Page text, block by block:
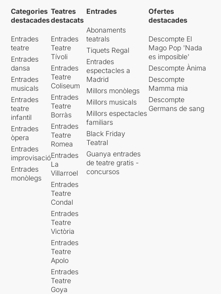
Categories
destacades
Entrades
teatre
Entrades
dansa
Entrades
musicals
Entrades
teatre
infantil
Entrades
òpera
Entrades
improvisació
Entrades
monòlegs
Teatres
destacats
Entrades
Teatre
Tívoli
Entrades
Teatre
Coliseum
Entrades
Teatre
Borràs
Entrades
Teatre
Romea
Entrades
La
Villarroel
Entrades
Teatre
Condal
Entrades
Teatre
Victòria
Entrades
Teatre
Apolo
Entrades
Teatre
Goya
Entrades
Abonaments
teatrals
Tiquets Regal
Entrades
espectacles a
Madrid
Millors monòlegs
Millors musicals
Millors espectacles
familiars
Black Friday
Teatral
Guanya entrades
de teatre gratis -
concursos
Ofertes
destacades
Descompte El
Mago Pop 'Nada
es imposible'
Descompte Ànima
Descompte
Mamma mia
Descompte
Germans de sang